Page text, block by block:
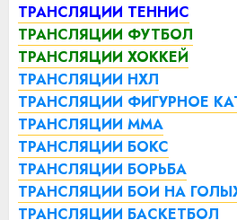
ТРАНСЛЯЦИИ ТЕННИС
ТРАНСЛЯЦИИ ФУТБОЛ
ТРАНСЛЯЦИИ ХОККЕЙ
ТРАНСЛЯЦИИ НХЛ
ТРАНСЛЯЦИИ ФИГУРНОЕ
ТРАНСЛЯЦИИ ММА
ТРАНСЛЯЦИИ БОКС
ТРАНСЛЯЦИИ БОРЬБА
ТРАНСЛЯЦИИ БОИ НА
ТРАНСЛЯЦИИ БАСКЕТБОЛ